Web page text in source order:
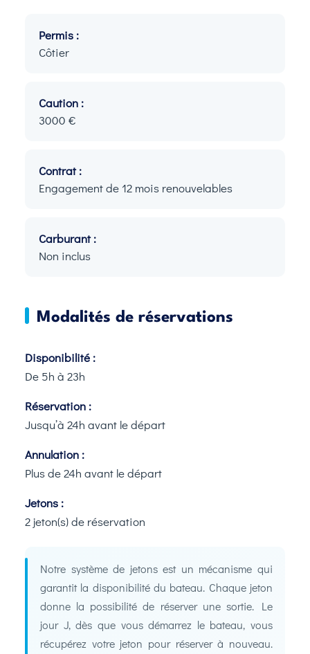
Permis :
Côtier
Caution :
3000 €
Contrat :
Engagement de 12 mois renouvelables
Carburant :
Non inclus
Modalités de réservations
Disponibilité :
De 5h à 23h
Réservation :
Jusqu’à 24h avant le départ
Annulation :
Plus de 24h avant le départ
Jetons :
2 jeton(s) de réservation
Notre système de jetons est un mécanisme qui
garantit la disponibilité du bateau. Chaque jeton
donne la possibilité de réserver une sortie. Le
jour J, dès que vous démarrez le bateau, vous
récupérez votre jeton pour réserver à nouveau.